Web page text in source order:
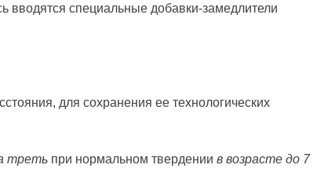
вводятся специальные добавки-замедлители
для сохранения ее технологических
треть при нормальном твердении в возрасте до 7